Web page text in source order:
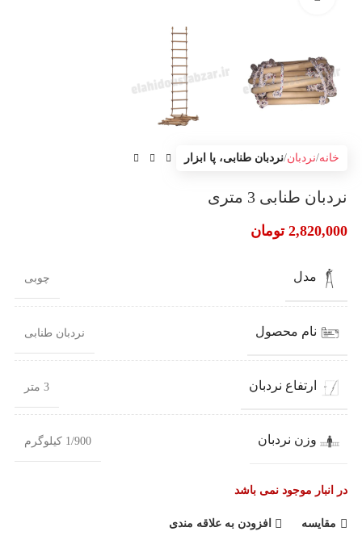
خانه نردبان نردبان طنابی، پا ابزار
نردبان طنابی 3 متری
2,820,000 تومان
مدل چوبی
نام محصول نردبان طنابی
ارتفاع نردبان 3 متر
وزن نردبان 1/900 کیلوگرم
در انبار موجود نمی باشد
مقایسه افزودن به علاقه مندی